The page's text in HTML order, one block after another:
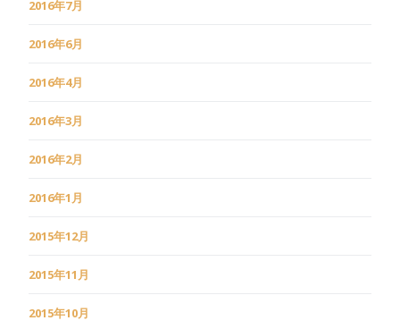
2016年7月
2016年6月
2016年4月
2016年3月
2016年2月
2016年1月
2015年12月
2015年11月
2015年10月